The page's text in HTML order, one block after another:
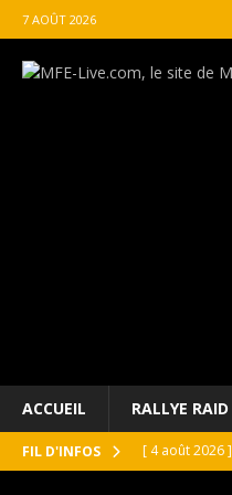
7 AOÛT 2026
ACCUEIL RALLYE RAID
FIL D'INFOS [ 4 août 2026 ]